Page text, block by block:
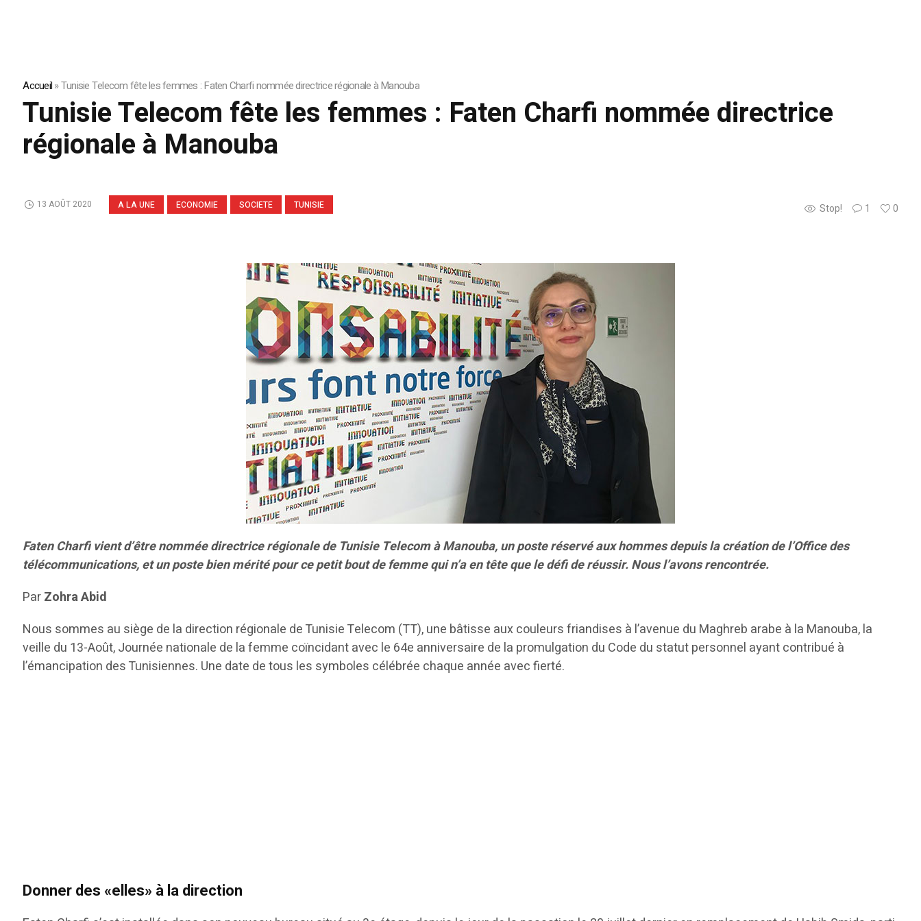
Accueil»Tunisie Telecom fête les femmes : Faten Charfi nommée directrice régionale à Manouba
Tunisie Telecom fête les femmes : Faten Charfi nommée directrice
régionale à Manouba
A LA UNE ECONOMIE SOCIETE TUNISIE Stop! 1 0
13 AOÛT 2020
Faten Charfi vient d’être nommée directrice régionale de Tunisie Telecom à Manouba, un poste réservé aux hommes depuis la création de l’Office des
télécommunications, et un poste bien mérité pour ce petit bout de femme qui n’a en tête que le défi de réussir. Nous l’avons rencontrée.
ParZohra Abid
Nous sommes au siège de la direction régionale de Tunisie Telecom (TT), une bâtisse aux couleurs friandises à l’avenue du Maghreb arabe à la Manouba, la
veille du 13-Août, Journée nationale de la femme coïncidant avec le 64e anniversaire de la promulgation du Code du statut personnel ayant contribué à
l’émancipation des Tunisiennes. Une date de tous les symboles célébrée chaque année avec fierté.
Donner des «elles» à la direction